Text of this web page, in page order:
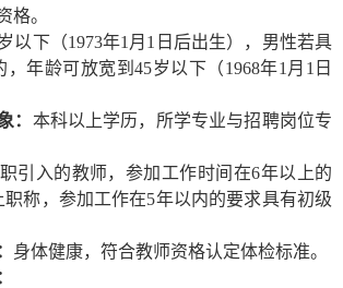
格。
以下（1973年1月1日后出生），男性若具
年龄可放宽到45岁以下（1968年1月1日
： 本科以上学历，所学专业与招聘岗位专
引入的教师，参加工作时间在6年以上的
称，参加工作在5年以内的要求具有初级
身体健康，符合教师资格认定体检标准。